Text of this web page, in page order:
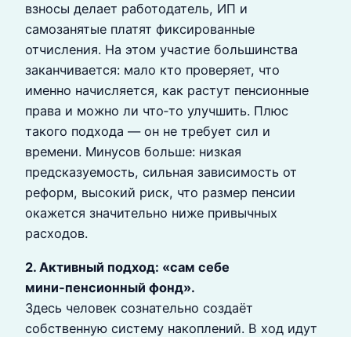
взносы делает работодатель, ИП и
самозанятые платят фиксированные
отчисления. На этом участие большинства
заканчивается: мало кто проверяет, что
именно начисляется, как растут пенсионные
права и можно ли что‑то улучшить. Плюс
такого подхода — он не требует сил и
времени. Минусов больше: низкая
предсказуемость, сильная зависимость от
реформ, высокий риск, что размер пенсии
окажется значительно ниже привычных
расходов.
2. Активный подход: «сам себе
мини‑пенсионный фонд».
Здесь человек сознательно создаёт
собственную систему накоплений. В ход идут